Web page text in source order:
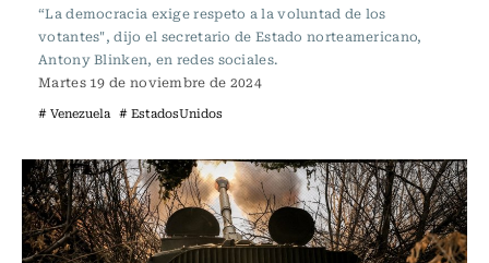
“La democracia exige respeto a la voluntad de los
votantes", dijo el secretario de Estado norteamericano,
Antony Blinken, en redes sociales.
Martes 19 de noviembre de 2024
# Venezuela # EstadosUnidos